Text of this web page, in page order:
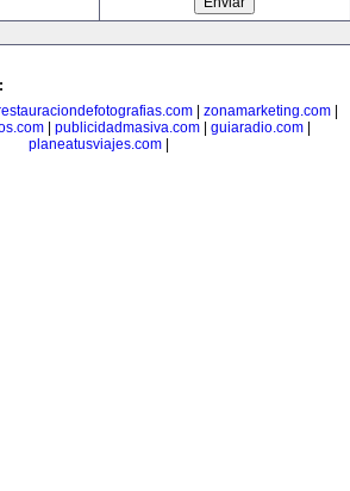
| zonamarketing.com|
publicidadmasiva.com guiaradio.com
planeatusviajes.com